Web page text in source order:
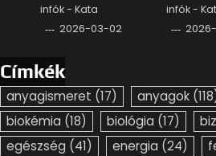
infók - Kata
2026-03-02
infók -
Címkék
anyagismeret (17) anyagok
biokémia (18) biológia (17)
egészség (41) energia (24)